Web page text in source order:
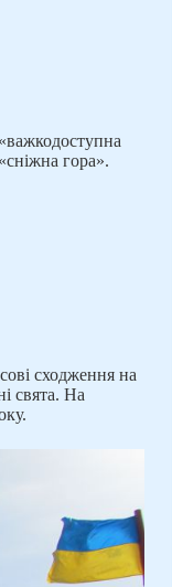
гора».
сходження на
свята. На